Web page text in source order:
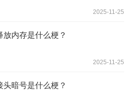
2025-11-25
内存是什么梗？
2025-11-25
暗号是什么梗？